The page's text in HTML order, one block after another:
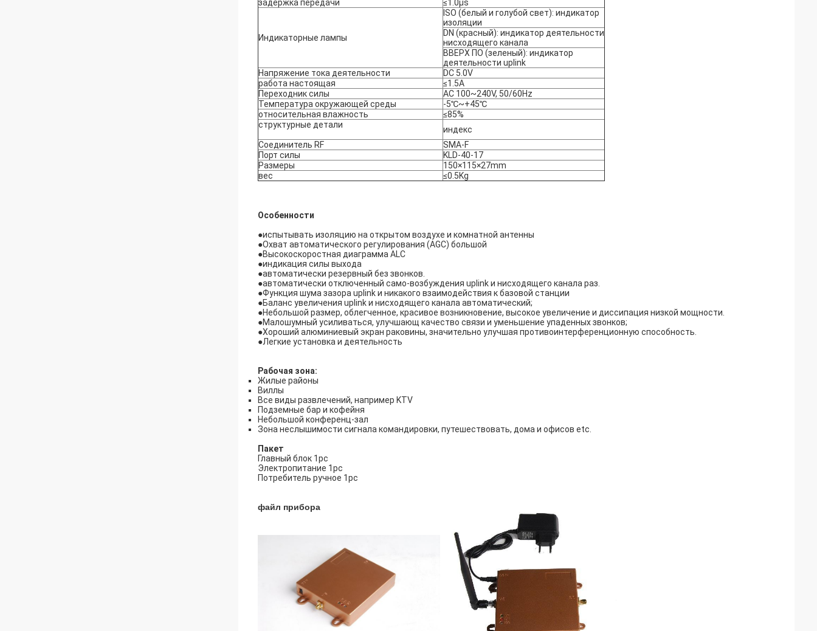
задержка передачи
≤1.0μs
Индикаторные лампы
ISO (белый и голубой свет): индикатор
изоляции
DN (красный): индикатор деятельности
нисходящего канала
ВВЕРХ ПО (зеленый): индикатор
деятельности uplink
Напряжение тока деятельности
DC 5.0V
работа настоящая
≤1.5A
Переходник силы
AC 100~240V, 50/60Hz
Температура окружающей среды
-5℃~+45℃
относительная влажность
≤85%
структурные детали
индекс
Соединитель RF
SMA-F
Порт силы
KLD-40-17
Размеры
150×115×27mm
вес
≤0.5Kg
Особенности
●испытывать изоляцию на открытом воздухе и комнатной антенны
●Охват автоматического регулирования (AGC) большой
●Высокоскоростная диаграмма ALC
●индикация силы выхода
●автоматически резервный без звонков.
●автоматически отключенный само-возбуждения uplink и нисходящего канала раз.
●Функция шума зазора uplink и никакого взаимодействия к базовой станции
●Баланс увеличения uplink и нисходящего канала автоматический;
●Небольшой размер, облегченное, красивое возникновение, высокое увеличение и диссипация низкой мощности.
●Малошумный усиливаться, улучшающ качество связи и уменьшение упаденных звонков;
●Хороший алюминиевый экран раковины, значительно улучшая противоинтерференционную способность.
●Легкие установка и деятельность
Рабочая зона:
Жилые районы
Виллы
Все виды развлечений, например KTV
Подземные бар и кофейня
Небольшой конференц-зал
Зона неслышимости сигнала командировки, путешествовать, дома и офисов etc.
Пакет
Главный блок 1pc
Электропитание 1pc
Потребитель ручное 1pc
файл прибора